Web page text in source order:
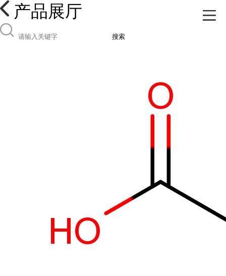
产品展厅
搜索